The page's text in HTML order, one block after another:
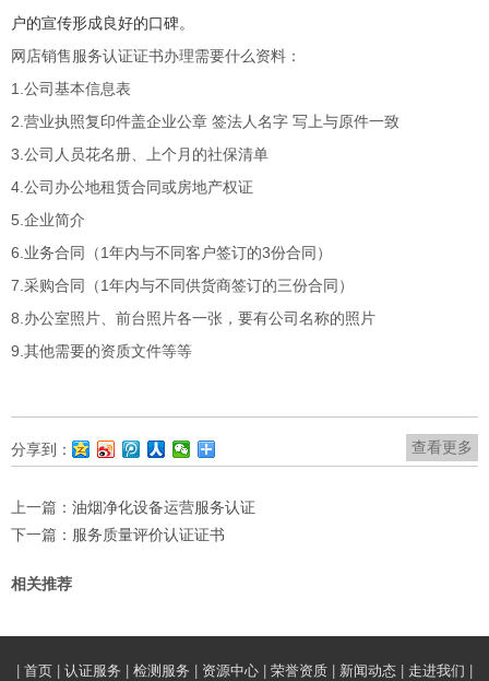
户的宣传形成良好的口碑。
网店销售服务认证证书办理需要什么资料：
1.公司基本信息表
2.营业执照复印件盖企业公章 签法人名字 写上与原件一致
3.公司人员花名册、上个月的社保清单
4.公司办公地租赁合同或房地产权证
5.企业简介
6.业务合同（1年内与不同客户签订的3份合同）
7.采购合同（1年内与不同供货商签订的三份合同）
8.办公室照片、前台照片各一张，要有公司名称的照片
9.其他需要的资质文件等等
查看更多
分享到：
上一篇： 油烟净化设备运营服务认证
下一篇： 服务质量评价认证证书
相关推荐
首页 认证服务 检测服务 资源中心 荣誉资质 新闻动态 走进我们